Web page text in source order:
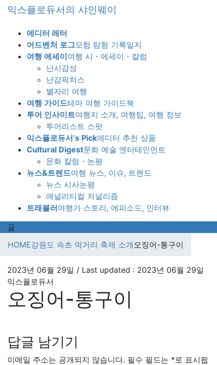
Skip
Skip
Navigation
익스플로듀서의 샤인웨이
에디터 레터
어드벤처 로그모험 탐험 기록일지
여행 에세이여행 시・에세이・칼럼
난시감성
난감픽처스
별자리 여행
여행 가이드테마 여행 가이드북
투어 인사이트여행지 소개, 여행팁, 여행 정보
투어리스트 스팟
익스플로듀서’s Pick에디터 추천 상품
Cultural Digest문화 예술 엔터테인먼트
문화 칼럼・논평
뉴스&트렌드여행 뉴스, 이슈, 트렌드
뉴스 시사논평
애널리티컬 저널리즘
트래블러여행가 스토리, 에피소드, 인터뷰
글
HOME강원도 속초 먹거리 축제 소개오징어-통구이
2023년 06월 29일 / Last updated : 2023년 06월 29일
익스플로듀서
오징어-통구이
답글 남기기
이메일 주소는 공개되지 않습니다. 필수 필드는 *로 표시됩